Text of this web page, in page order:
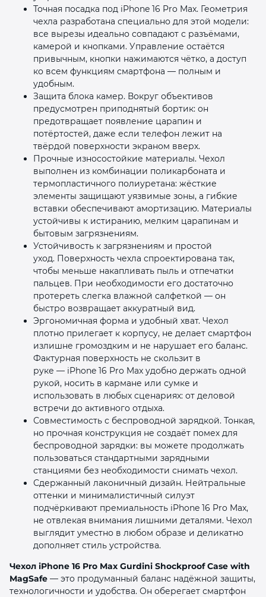
Точная посадка под iPhone 16 Pro Max. Геометрия
чехла разработана специально для этой модели:
все вырезы идеально совпадают с разъёмами,
камерой и кнопками. Управление остаётся
привычным, кнопки нажимаются чётко, а доступ
ко всем функциям смартфона — полным и
удобным.
Защита блока камер. Вокруг объективов
предусмотрен приподнятый бортик: он
предотвращает появление царапин и
потёртостей, даже если телефон лежит на
твёрдой поверхности экраном вверх.
Прочные износостойкие материалы. Чехол
выполнен из комбинации поликарбоната и
термопластичного полиуретана: жёсткие
элементы защищают уязвимые зоны, а гибкие
вставки обеспечивают амортизацию. Материалы
устойчивы к истиранию, мелким царапинам и
бытовым загрязнениям.
Устойчивость к загрязнениям и простой
уход. Поверхность чехла спроектирована так,
чтобы меньше накапливать пыль и отпечатки
пальцев. При необходимости его достаточно
протереть слегка влажной салфеткой — он
быстро возвращает аккуратный вид.
Эргономичная форма и удобный хват. Чехол
плотно прилегает к корпусу, не делает смартфон
излишне громоздким и не нарушает его баланс.
Фактурная поверхность не скользит в
руке — iPhone 16 Pro Max удобно держать одной
рукой, носить в кармане или сумке и
использовать в любых сценариях: от деловой
встречи до активного отдыха.
Совместимость с беспроводной зарядкой. Тонкая,
но прочная конструкция не создаёт помех для
беспроводной зарядки: вы можете продолжать
пользоваться стандартными зарядными
станциями без необходимости снимать чехол.
Сдержанный лаконичный дизайн. Нейтральные
оттенки и минималистичный силуэт
подчёркивают премиальность iPhone 16 Pro Max,
не отвлекая внимания лишними деталями. Чехол
выглядит уместно в любом образе и деликатно
дополняет стиль устройства.
Чехол iPhone 16 Pro Max Gurdini Shockproof Case with
MagSafe — это продуманный баланс надёжной защиты,
технологичности и удобства. Он оберегает смартфон